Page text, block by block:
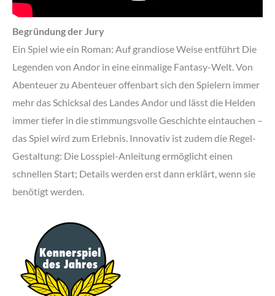
Begründung der Jury
Ein Spiel wie ein Roman: Auf grandiose Weise entführt Die
Legenden von Andor in eine einmalige Fantasy-Welt. Von
Abenteuer zu Abenteuer offenbart sich den Spielern immer
mehr das Schicksal des Landes Andor und lässt die Helden
immer tiefer in die stimmungsvolle Geschichte eintauchen –
das Spiel wird zum Erlebnis. Innovativ ist zudem die Regel-
Gestaltung: Die Losspiel-Anleitung ermöglicht einen
schnellen Start; Details werden erst dann erklärt, wenn sie
benötigt werden.